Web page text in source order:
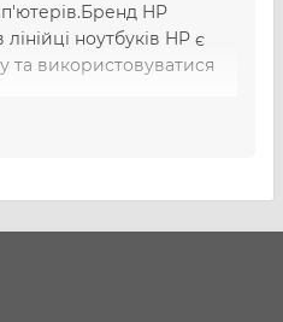
HP
ноутбуків HP є
та використовуватися